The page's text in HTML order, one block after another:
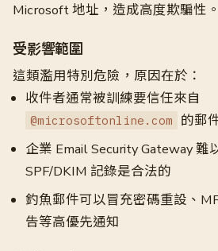
Microsoft 地址，造成高度欺騙性。
受影響範圍
這類濫用特別危險，原因在於：
收件者通常被訓練要信任來自
@microsoftonline.com
的郵
企業 Email Security Gateway 難
SPF/DKIM 記錄是合法的
釣魚郵件可以冒充密碼重設、
告等高優先通知